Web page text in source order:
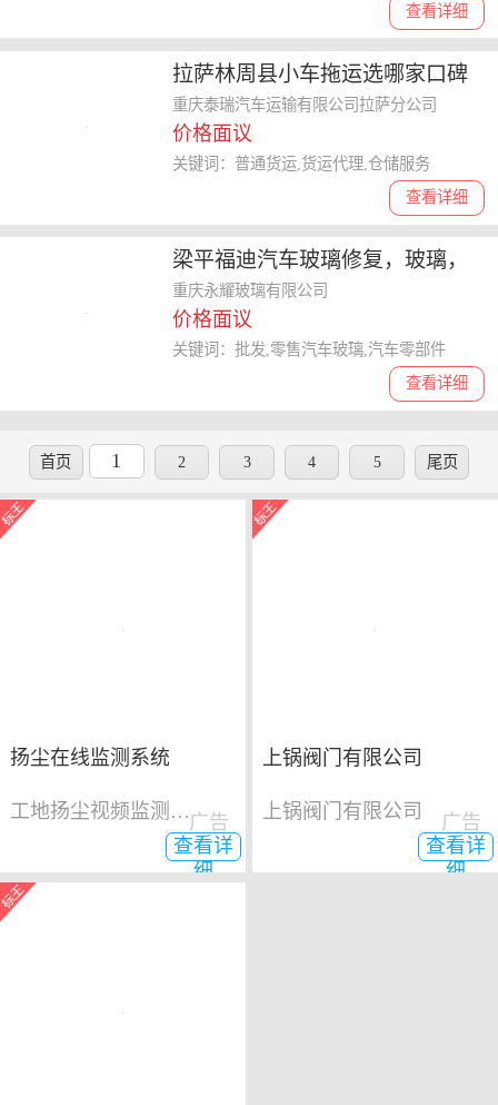
查看详细
拉萨林周县小车拖运选哪家口碑
好 呵护千万里-泰瑞运输欢迎来指
导
重庆泰瑞汽车运输有限公司拉萨分公司
价格面议
查看详细
关键词：普通货运,货运代理,仓储服务
梁平福迪汽车玻璃修复，玻璃，
福耀给你不同样的感受详情请骚
扰
重庆永耀玻璃有限公司
价格面议
查看详细
关键词：批发,零售汽车玻璃,汽车零部件
首页 1 2 3 4 5 尾页
扬尘在线监测系统
工地扬尘视频监测系统
查看详
细
广告
上锅阀门有限公司
上锅阀门有限公司
查看详
细
广告